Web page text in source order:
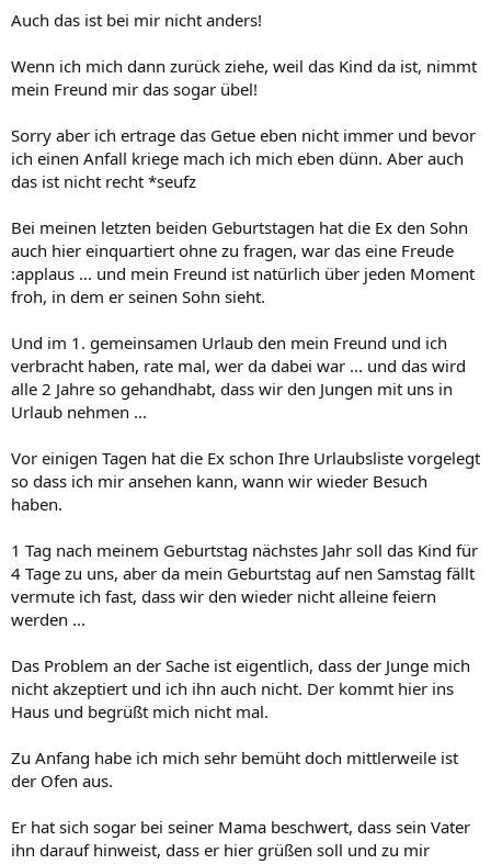
Auch das ist bei mir nicht anders!
Wenn ich mich dann zurück ziehe, weil das Kind da ist, nimmt
mein Freund mir das sogar übel!
Sorry aber ich ertrage das Getue eben nicht immer und bevor
ich einen Anfall kriege mach ich mich eben dünn. Aber auch
das ist nicht recht *seufz
Bei meinen letzten beiden Geburtstagen hat die Ex den Sohn
auch hier einquartiert ohne zu fragen, war das eine Freude
:applaus ... und mein Freund ist natürlich über jeden Moment
froh, in dem er seinen Sohn sieht.
Und im 1. gemeinsamen Urlaub den mein Freund und ich
verbracht haben, rate mal, wer da dabei war ... und das wird
alle 2 Jahre so gehandhabt, dass wir den Jungen mit uns in
Urlaub nehmen ...
Vor einigen Tagen hat die Ex schon Ihre Urlaubsliste vorgelegt
so dass ich mir ansehen kann, wann wir wieder Besuch
haben.
1 Tag nach meinem Geburtstag nächstes Jahr soll das Kind für
4 Tage zu uns, aber da mein Geburtstag auf nen Samstag fällt
vermute ich fast, dass wir den wieder nicht alleine feiern
werden ...
Das Problem an der Sache ist eigentlich, dass der Junge mich
nicht akzeptiert und ich ihn auch nicht. Der kommt hier ins
Haus und begrüßt mich nicht mal.
Zu Anfang habe ich mich sehr bemüht doch mittlerweile ist
der Ofen aus.
Er hat sich sogar bei seiner Mama beschwert, dass sein Vater
ihn darauf hinweist, dass er hier grüßen soll und zu mir